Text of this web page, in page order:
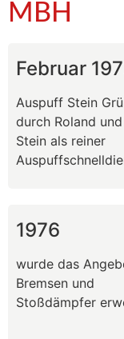
MBH
Februar
Auspuff Stein
durch Roland
Stein als reiner
1976
wurde das
Bremsen und
Stoßdämpfer